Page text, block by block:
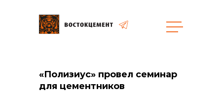
«Полизиус» провел семинар
для цементников